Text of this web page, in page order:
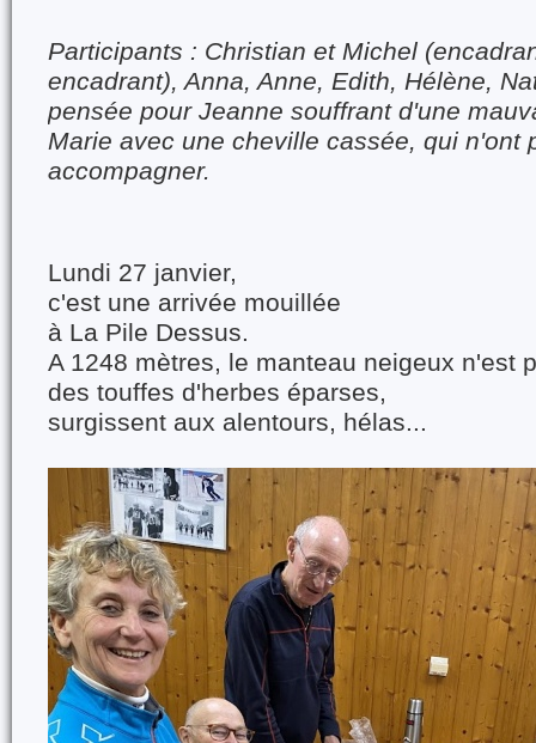
Participants : Christian et Michel
encadrant), Anna, Anne, Edith, Hélène,
pensée pour Jeanne souffrant d'une
Marie avec une cheville cassée, qui n'ont
accompagner.
Lundi 27 janvier,
c'est une arrivée mouillée
à La Pile Dessus.
A 1248 mètres, le manteau neigeux n'est
des touffes d'herbes éparses,
surgissent aux alentours, hélas...